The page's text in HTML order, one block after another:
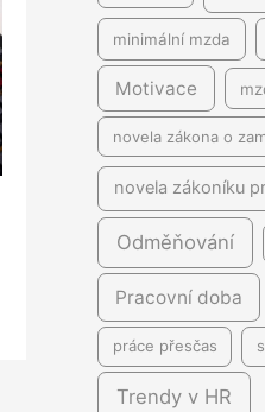
minimální mzda
Motivace
novela zákona o
novela zákoníku
Odměňování
Pracovní doba
práce přesčas
Trendy v HR